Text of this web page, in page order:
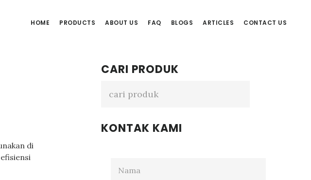
HOME PRODUCTS ABOUT US FAQ BLOGS ARTICLES CONTACT US
di
Primary
Sidebar
CARI PRODUK
KONTAK KAMI